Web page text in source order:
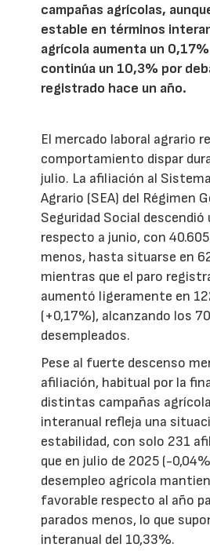
campañas agrícolas,
estable en términos
agrícola aumenta un
continúa un 10,3% por
registrado hace un año.
El mercado laboral agrario
comportamiento dispar
julio. La afiliación al
Agrario (SEA) del Régimen
Seguridad Social descendió
respecto a junio, con
menos, hasta situarse en
mientras que el paro
aumentó ligeramente en
(+0,17%), alcanzando los
desempleados.
Pese al fuerte descenso
afiliación, habitual por la
distintas campañas
interanual refleja una
estabilidad, con solo 231
que en julio de 2025 (-
desempleo agrícola
favorable respecto al año
parados menos, lo que
interanual del 10,33%.